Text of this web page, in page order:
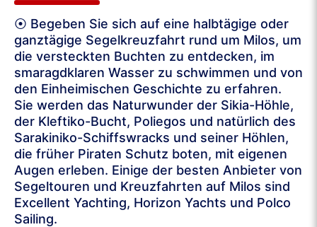
⦿ Begeben Sie sich auf eine halbtägige oder
ganztägige Segelkreuzfahrt rund um Milos, um
die versteckten Buchten zu entdecken, im
smaragdklaren Wasser zu schwimmen und von
den Einheimischen Geschichte zu erfahren.
Sie werden das Naturwunder der Sikia-Höhle,
der Kleftiko-Bucht, Poliegos und natürlich des
Sarakiniko-Schiffswracks und seiner Höhlen,
die früher Piraten Schutz boten, mit eigenen
Augen erleben. Einige der besten Anbieter von
Segeltouren und Kreuzfahrten auf Milos sind
Excellent Yachting, Horizon Yachts und Polco
Sailing.